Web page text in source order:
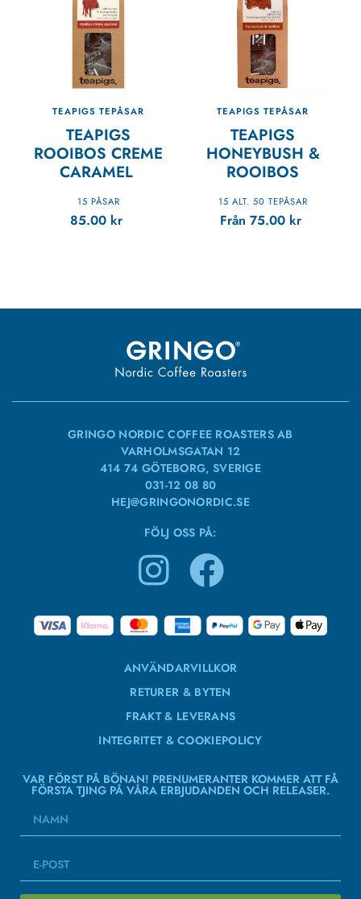
TEAPIGS TEPÅSAR
TEAPIGS
ROOIBOS CREME
CARAMEL
15 PÅSAR
85.00 kr
TEAPIGS TEPÅSAR
TEAPIGS
HONEYBUSH &
ROOIBOS
15 ALT. 50 TEPÅSAR
Från 75.00 kr
GRINGO NORDIC COFFEE ROASTERS AB
VARHOLMSGATAN 12
414 74 GÖTEBORG, SVERIGE
031-12 08 80
HEJ@GRINGONORDIC.SE
FÖLJ OSS PÅ:
ANVÄNDARVILLKOR
RETURER & BYTEN
FRAKT & LEVERANS
INTEGRITET & COOKIEPOLICY
VAR FÖRST PÅ BÖNAN! PRENUMERANTER KOMMER ATT FÅ
FÖRSTA TJING PÅ VÅRA ERBJUDANDEN OCH RELEASER.